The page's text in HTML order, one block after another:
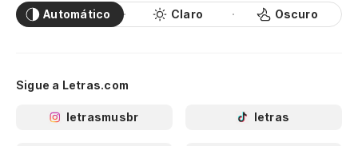
Automático Claro Oscuro
Sigue a Letras.com
letrasmusbr letras